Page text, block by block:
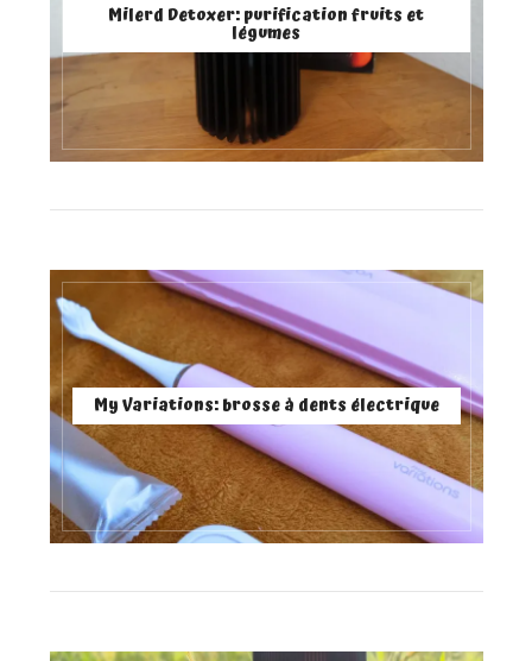
Milerd Detoxer: purification fruits et
légumes
My Variations: brosse à dents électrique